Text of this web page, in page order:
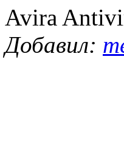
Avira
Добавил: